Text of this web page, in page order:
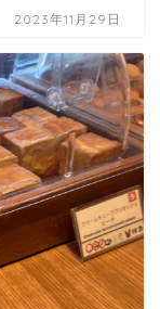
2023年11月29日